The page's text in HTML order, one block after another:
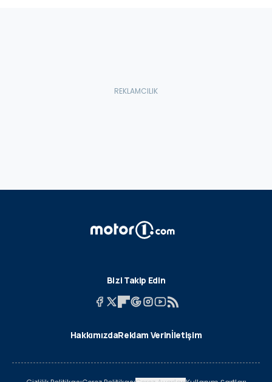
Bizi Takip Edin
HakkımızdaReklam Verinİletişim